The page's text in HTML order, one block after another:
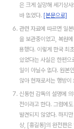
은 크게 실망해 세기상
바 없었다. [본문으로]
관련 자료에 따르면 일
을 보관중이었고, 복원
용했다. 이렇게 한국 최
있었다는 사실은 한편
일이 아닐수 없다. 원본
않아 현재로서는 행방이
신동헌 감독의 설명에
전이라고 한다. 그럼에
발견되지 않았다. 하지
상, [홍길동]의 완전판은